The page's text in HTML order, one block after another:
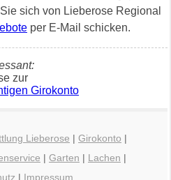
sich von Lieberose Regional
per E-Mail schicken.
zur
Girokonto
Lieberose | Girokonto |
| Garten | Lachen |
| Impressum